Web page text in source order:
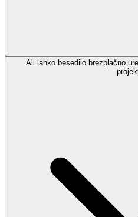
Ali lahko besedilo brezplačno